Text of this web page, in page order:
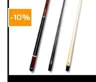
-10%